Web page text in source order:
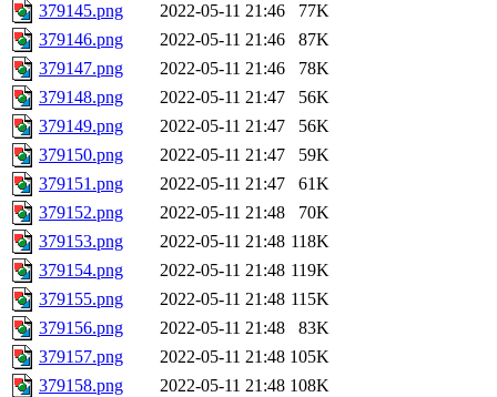
379145.png
2022-05-11 21:46
77K
379146.png
2022-05-11 21:46
87K
379147.png
2022-05-11 21:46
78K
379148.png
2022-05-11 21:47
56K
379149.png
2022-05-11 21:47
56K
379150.png
2022-05-11 21:47
59K
379151.png
2022-05-11 21:47
61K
379152.png
2022-05-11 21:48
70K
379153.png
2022-05-11 21:48 118K
379154.png
2022-05-11 21:48 119K
379155.png
2022-05-11 21:48 115K
379156.png
2022-05-11 21:48
83K
379157.png
2022-05-11 21:48 105K
379158.png
2022-05-11 21:48 108K